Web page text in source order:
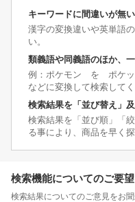
キーワードに間違いが無
漢字の変換違いや英単語
い。
類義語や同義語のほか、
例：ポケモン を ポケッ
などに変換して検索してく
検索結果を「並び替え」
検索結果を「並び順」「
る事により、商品を早く
検索機能についてのご要
検索結果についてのご意見をお聞